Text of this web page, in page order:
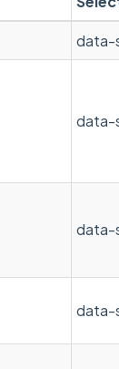
data-
data-
data-
data-